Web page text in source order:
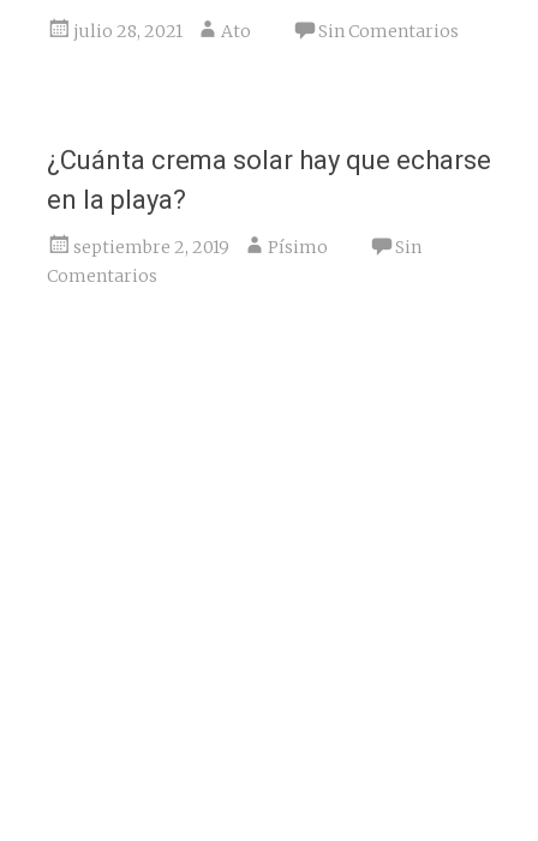
julio 28, 2021 Ato Sin Comentarios
¿Cuánta crema solar hay que echarse
en la playa?
septiembre 2, 2019 Písimo
Sin
Comentarios